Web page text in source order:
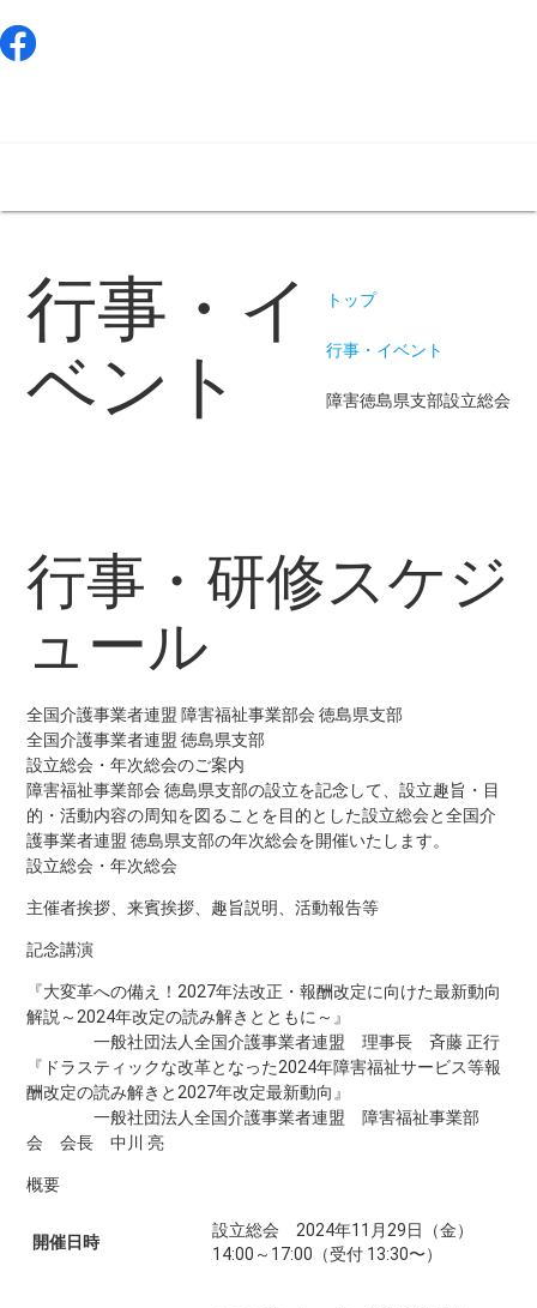
トップ
行事・イベント
障害徳島県支部設立総会
行事・イ
ベント
行事・研修スケジ
ュール
全国介護事業者連盟 障害福祉事業部会 徳島県支部
全国介護事業者連盟 徳島県支部
設立総会・年次総会のご案内
障害福祉事業部会 徳島県支部の設立を記念して、設立趣旨・目
的・活動内容の周知を図ることを目的とした設立総会と全国介
護事業者連盟 徳島県支部の年次総会を開催いたします。
設立総会・年次総会
主催者挨拶、来賓挨拶、趣旨説明、活動報告等
記念講演
『大変革への備え！2027年法改正・報酬改定に向けた最新動向
解説～2024年改定の読み解きとともに～』
一般社団法人全国介護事業者連盟 理事長 斉藤 正行
『ドラスティックな改革となった2024年障害福祉サービス等報
酬改定の読み解きと2027年改定最新動向』
一般社団法人全国介護事業者連盟 障害福祉事業部
会 会長 中川 亮
概要
開催日時
設立総会 2024年11月29日（金）
14:00～17:00（受付 13:30〜）